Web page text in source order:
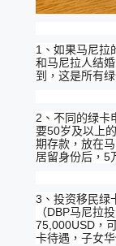
1、如果马尼拉
和马尼拉人结
到，这是所有
2、不同的绿卡
要50岁及以上
期存款，放在
居留身份后，5
3、投资移民绿
（DBP马尼拉
75,000USD，
卡待遇，子女